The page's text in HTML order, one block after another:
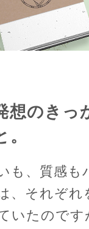
想のきっ
。
も、質感も
、それぞ
いたので